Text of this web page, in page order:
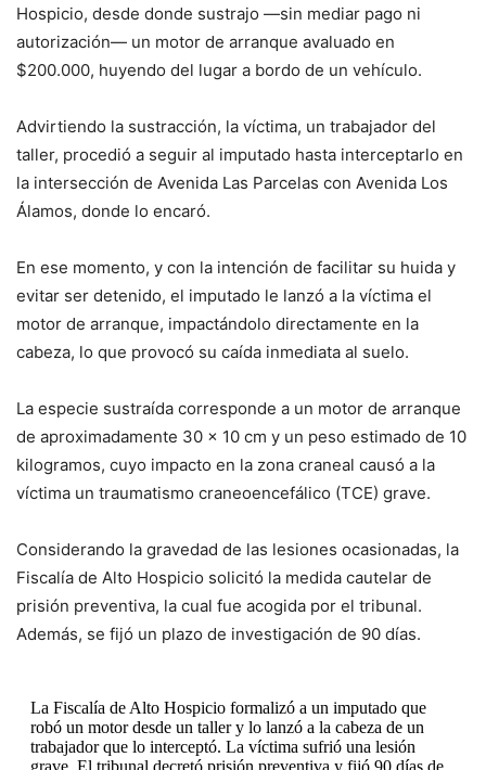
Hospicio, desde donde sustrajo —sin mediar pago ni
autorización— un motor de arranque avaluado en
$200.000, huyendo del lugar a bordo de un vehículo.
Advirtiendo la sustracción, la víctima, un trabajador del
taller, procedió a seguir al imputado hasta interceptarlo en
la intersección de Avenida Las Parcelas con Avenida Los
Álamos, donde lo encaró.
En ese momento, y con la intención de facilitar su huida y
evitar ser detenido, el imputado le lanzó a la víctima el
motor de arranque, impactándolo directamente en la
cabeza, lo que provocó su caída inmediata al suelo.
La especie sustraída corresponde a un motor de arranque
de aproximadamente 30 x 10 cm y un peso estimado de 10
kilogramos, cuyo impacto en la zona craneal causó a la
víctima un traumatismo craneoencefálico (TCE) grave.
Considerando la gravedad de las lesiones ocasionadas, la
Fiscalía de Alto Hospicio solicitó la medida cautelar de
prisión preventiva, la cual fue acogida por el tribunal.
Además, se fijó un plazo de investigación de 90 días.
La Fiscalía de Alto Hospicio formalizó a un imputado que
robó un motor desde un taller y lo lanzó a la cabeza de un
trabajador que lo interceptó. La víctima sufrió una lesión